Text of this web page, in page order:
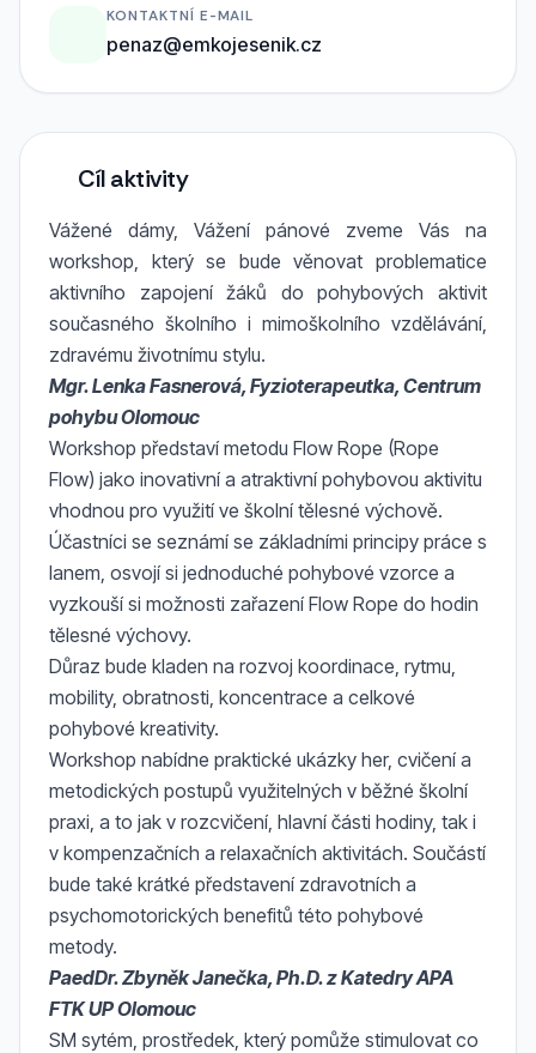
KONTAKTNÍ E-MAIL
penaz@emkojesenik.cz
Cíl aktivity
Vážené dámy, Vážení pánové zveme Vás na
workshop, který se bude věnovat problematice
aktivního zapojení žáků do pohybových aktivit
současného školního i mimoškolního vzdělávání,
zdravému životnímu stylu.
Mgr. Lenka Fasnerová, Fyzioterapeutka, Centrum
pohybu Olomouc
Workshop představí metodu Flow Rope (Rope
Flow) jako inovativní a atraktivní pohybovou aktivitu
vhodnou pro využití ve školní tělesné výchově.
Účastníci se seznámí se základními principy práce s
lanem, osvojí si jednoduché pohybové vzorce a
vyzkouší si možnosti zařazení Flow Rope do hodin
tělesné výchovy.
Důraz bude kladen na rozvoj koordinace, rytmu,
mobility, obratnosti, koncentrace a celkové
pohybové kreativity.
Workshop nabídne praktické ukázky her, cvičení a
metodických postupů využitelných v běžné školní
praxi, a to jak v rozcvičení, hlavní části hodiny, tak i
v kompenzačních a relaxačních aktivitách. Součástí
bude také krátké představení zdravotních a
psychomotorických benefitů této pohybové
metody.
PaedDr. Zbyněk Janečka, Ph.D. z Katedry APA
FTK UP Olomouc
SM sytém, prostředek, který pomůže stimulovat co